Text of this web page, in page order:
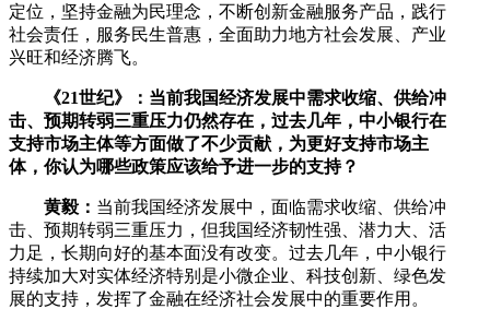
定位，坚持金融为民理念，不断创新金融服务产品，践行
社会责任，服务民生普惠，全面助力地方社会发展、产业
兴旺和经济腾飞。
《21世纪》：当前我国经济发展中需求收缩、供给冲
击、预期转弱三重压力仍然存在，过去几年，中小银行在
支持市场主体等方面做了不少贡献，为更好支持市场主
体，你认为哪些政策应该给予进⼀步的支持？
黄毅： 当前我国经济发展中，面临需求收缩、供给冲
击、预期转弱三重压力，但我国经济韧性强、潜力大、活
力足，长期向好的基本面没有改变。过去几年，中小银行
持续加大对实体经济特别是小微企业、科技创新、绿色发
展的支持，发挥了金融在经济社会发展中的重要作用。